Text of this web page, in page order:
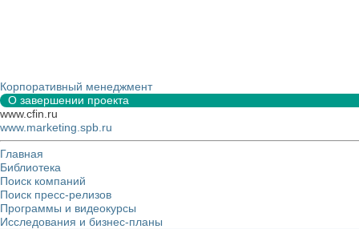
Корпоративный менеджмент
О завершении проекта
www.cfin.ru
www.marketing.spb.ru
Главная
Библиотека
Поиск компаний
Поиск пресс-релизов
Программы и видеокурсы
Исследования и бизнес-планы